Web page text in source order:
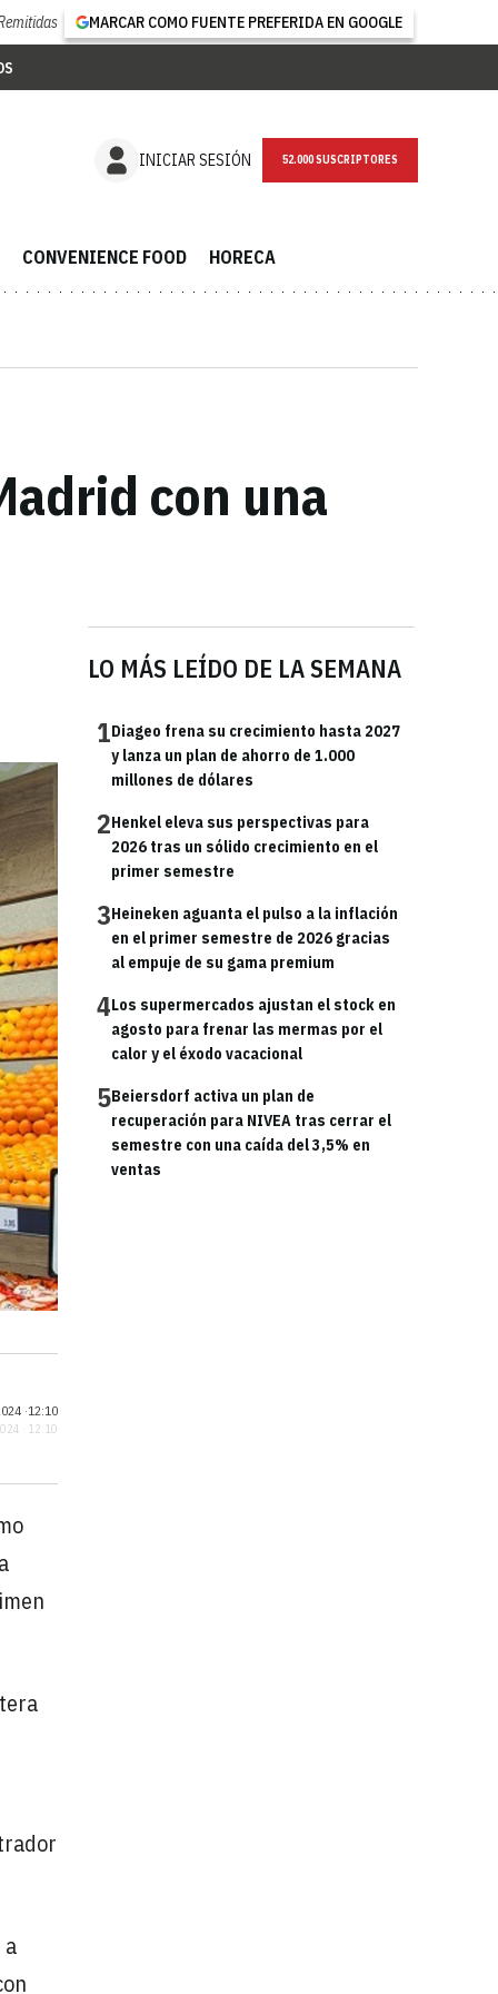
MARCAR COMO FUENTE PREFERIDA EN GOOGLE
INICIAR SESIÓN NEWSLETTER
CONVENIENCE FOOD HORECA
con una
LO MÁS LEÍDO DE LA SEMANA
1Diageo frena su crecimiento hasta 2027
y lanza un plan de ahorro de 1.000
millones de dólares
2Henkel eleva sus perspectivas para
2026 tras un sólido crecimiento en el
primer semestre
3Heineken aguanta el pulso a la inflación
en el primer semestre de 2026 gracias
al empuje de su gama premium
4Los supermercados ajustan el stock en
agosto para frenar las mermas por el
calor y el éxodo vacacional
5Beiersdorf activa un plan de
recuperación para NIVEA tras cerrar el
semestre con una caída del 3,5% en
ventas
·12:10
· 12:10